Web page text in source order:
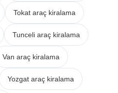
Tokat araç kiralama
Tunceli araç kiralama
Van araç kiralama
Yozgat araç kiralama